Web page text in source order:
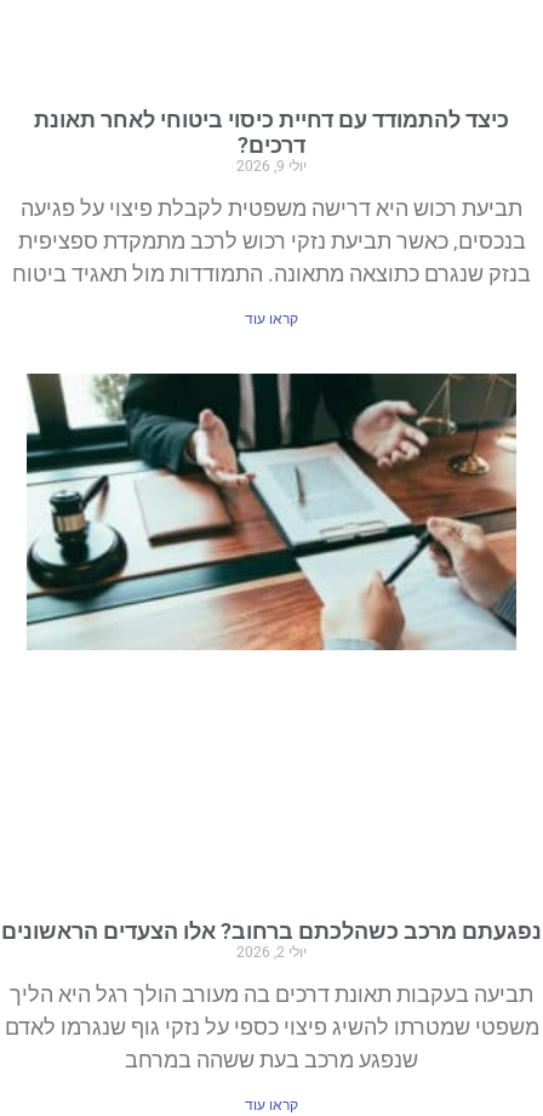
כיצד להתמודד עם דחיית כיסוי ביטוחי לאחר תאונת
דרכים?
יולי 9, 2026
תביעת רכוש היא דרישה משפטית לקבלת פיצוי על פגיעה
בנכסים, כאשר תביעת נזקי רכוש לרכב מתמקדת ספציפית
בנזק שנגרם כתוצאה מתאונה. התמודדות מול תאגיד ביטוח
קראו עוד
נפגעתם מרכב כשהלכתם ברחוב? אלו הצעדים הראשונים
יולי 2, 2026
תביעה בעקבות תאונת דרכים בה מעורב הולך רגל היא הליך
משפטי שמטרתו להשיג פיצוי כספי על נזקי גוף שנגרמו לאדם
שנפגע מרכב בעת ששהה במרחב
קראו עוד